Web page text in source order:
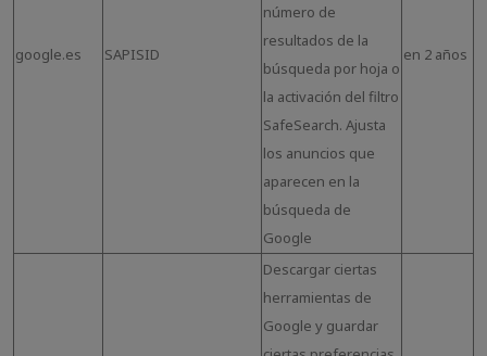
google.es SAPISID
número de
resultados de la
búsqueda por hoja o
la activación del filtro
SafeSearch. Ajusta
los anuncios que
aparecen en la
búsqueda de
Google
en 2 años
Descargar ciertas
herramientas de
Google y guardar